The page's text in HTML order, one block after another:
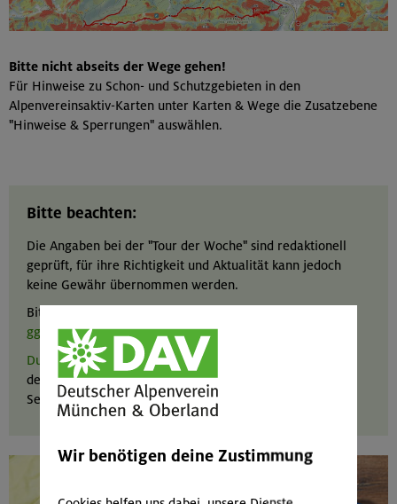
Bitte nicht abseits der Wege gehen!
Für Hinweise zu Schon- und Schutzgebieten in den
Alpenvereinsaktiv-Karten unter Karten & Wege die Zusatzebene
"Hinweise & Sperrungen" auswählen.
Bitte beachten:
Die Angaben bei der "Tour der Woche" sind redaktionell
geprüft, für ihre Richtigkeit und Aktualität kann jedoch
keine Gewähr übernommen werden.
Bitte informiere dich selbstständig über das
ggf. die Schnee- und Lawinenlage
Du hast Fragen oder brauchst Hilfe
der individuellen Tourenplanung? Wir bieten in unseren
Servicestellen alpine Beratung aus erster Hand.
Wir benötigen deine Zustimmung